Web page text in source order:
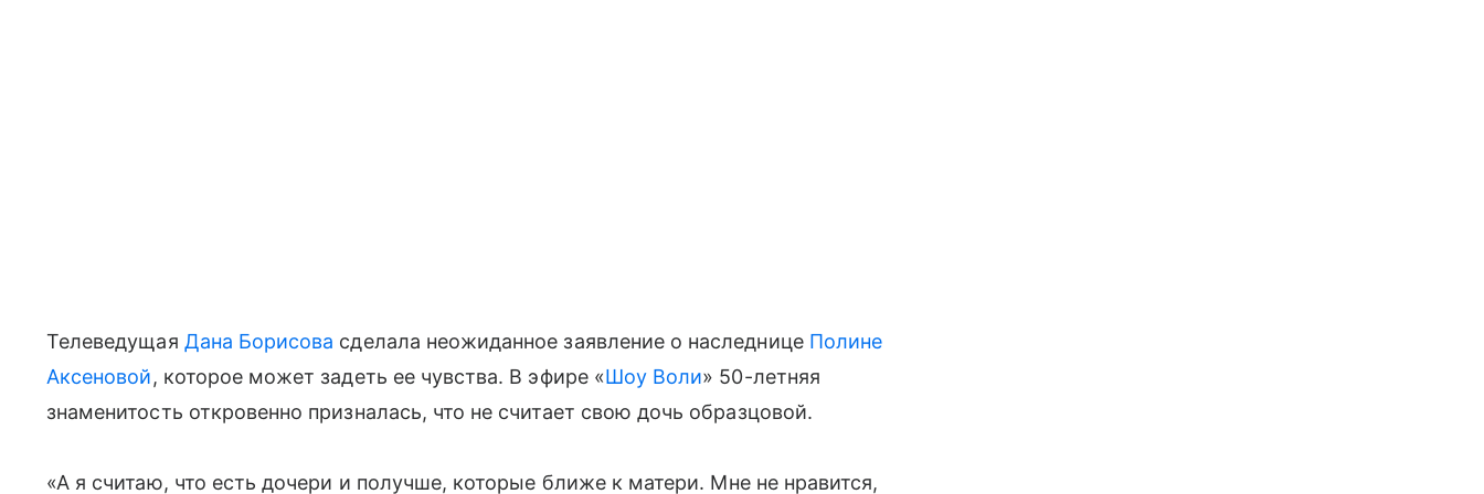
Телеведущая Дана Борисова сделала неожиданное заявление о наследнице Полине
Аксеновой, которое может задеть ее чувства. В эфире «Шоу Воли» 50-летняя
знаменитость откровенно призналась, что не считает свою дочь образцовой.
«А я считаю, что есть дочери и получше, которые ближе к матери. Мне не нравится,